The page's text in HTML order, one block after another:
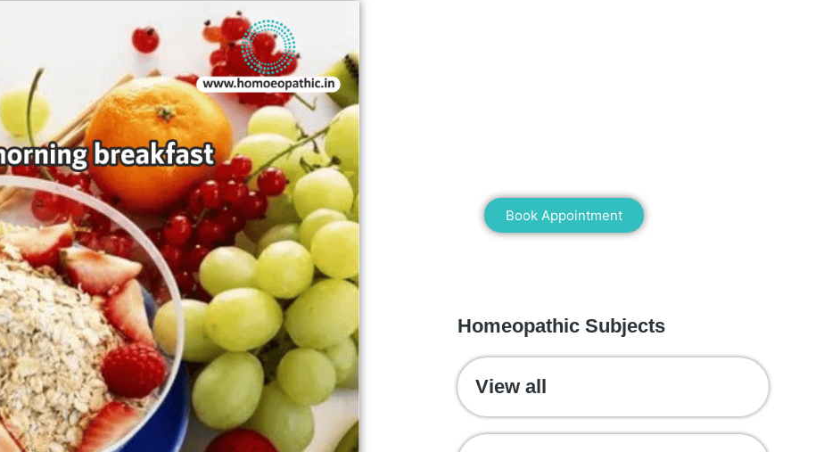
Book Appointment
Homeopathic Subjects
View all